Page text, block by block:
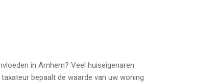
in Arnhem? Veel huiseigenaren
bepaalt de waarde van uw woning